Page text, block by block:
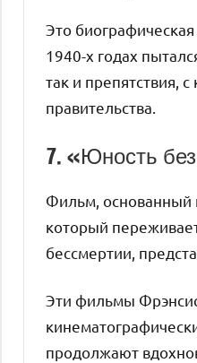
Это
1940-х годах
так и препятствия,
правительства.
7. «Юность
Фильм, основанный
который
бессмертии,
Эти фильмы
продолжают